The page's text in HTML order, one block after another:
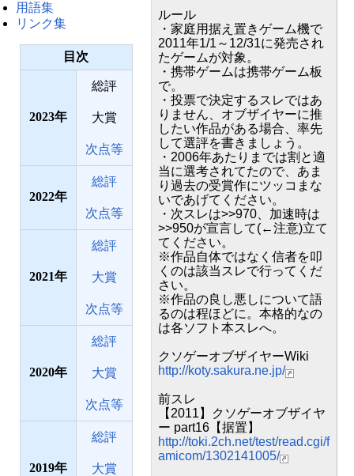
用語集
リンク集
目次
2023
総評
大賞
次点等
2022
総評
次点等
2021
総評
大賞
次点等
2020
総評
大賞
次点等
2019
総評
大賞
ルール
・家庭用据え置きゲーム機で
2011年1/1～12/31に発売され
たゲームが対象。
・携帯ゲームは携帯ゲーム板
で。
・投票で決定するスレではあ
りません、オブザイヤーに推
したい作品がある場合、率先
して選評を書きましょう。
・2006年あたりまでは割と適
当に選考されてたので、あま
り過去の受賞作にツッコまな
いであげてください。
・次スレは>>970、加速時は
>>950が宣言して(←注意)立て
てください。
※作品自体ではなく信者を叩
くのは該当スレで行ってくだ
さい。
※作品の良し悪しについて語
るのは程ほどに。本格的なの
は各ソフト本スレへ。
クソゲーオブザイヤーWiki
http://koty.sakura.ne.jp/
前スレ
【2011】クソゲーオブザイヤ
ー part16【据置】
http://toki.2ch.net/test/read.cgi/f
amicom/1302141005/